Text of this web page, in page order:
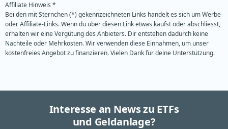
Affiliate Hinweis *
Bei den mit Sternchen (*) gekennzeichneten Links handelt es sich um Werbe-
oder Affiliate-Links. Wenn du über diesen Link etwas kaufst oder abschliesst,
erhalten wir eine Vergütung des Anbieters. Dir entstehen dadurch keine
Nachteile oder Mehrkosten. Wir verwenden diese Einnahmen, um unser
kostenfreies Angebot zu finanzieren. Vielen Dank für deine Unterstützung.
Interesse an News zu ETFs
und Geldanlage?